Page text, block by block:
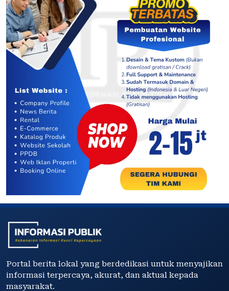
Portal berita lokal yang berdedikasi untuk menyajikan
informasi terpercaya, akurat, dan aktual kepada
masyarakat.